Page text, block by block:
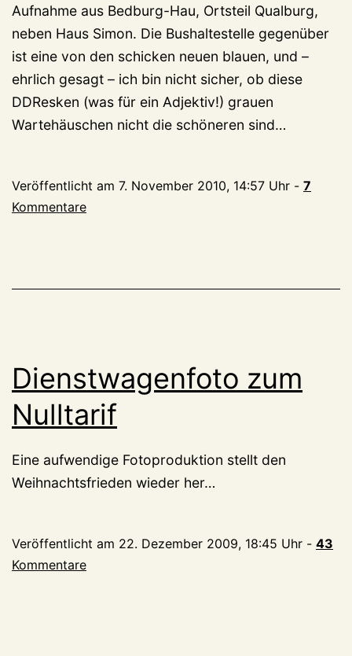
Aufnahme aus Bedburg-Hau, Ortsteil Qualburg,
neben Haus Simon. Die Bushaltestelle gegenüber
ist eine von den schicken neuen blauen, und –
ehrlich gesagt – ich bin nicht sicher, ob diese
DDResken (was für ein Adjektiv!) grauen
Wartehäuschen nicht die schöneren sind…
Veröffentlicht am 7. November 2010, 14:57 Uhr - 7
Kommentare
Dienstwagenfoto zum
Nulltarif
Eine aufwendige Fotoproduktion stellt den
Weihnachtsfrieden wieder her…
Veröffentlicht am 22. Dezember 2009, 18:45 Uhr - 43
Kommentare